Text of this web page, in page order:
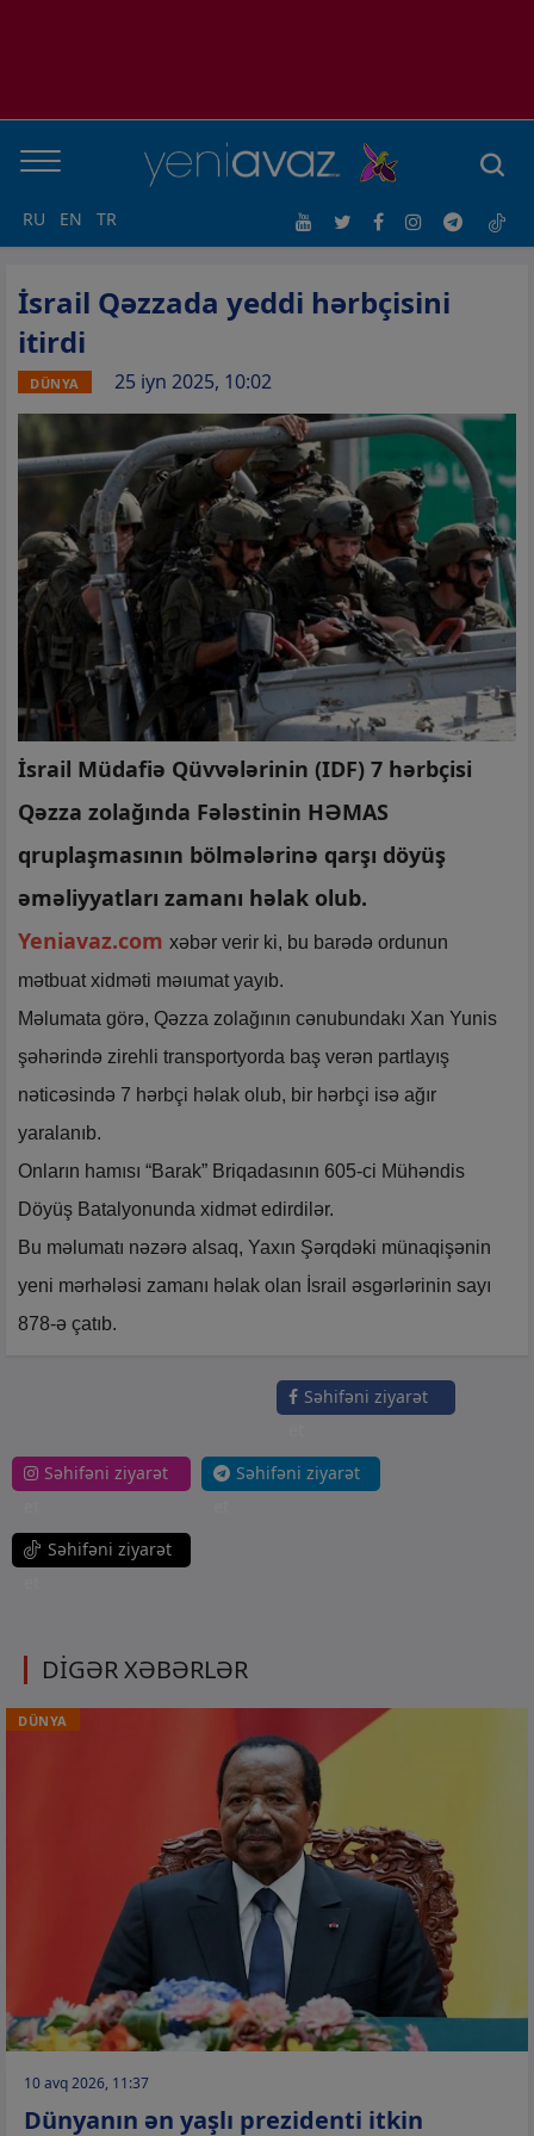
RU EN TR
İsrail Qəzzada yeddi hərbçisini
itirdi
DÜNYA 25 iyn 2025, 10:02
İsrail Müdafiə Qüvvələrinin (IDF) 7 hərbçisi
Qəzza zolağında Fələstinin HƏMAS
qruplaşmasının bölmələrinə qarşı döyüş
əməliyyatları zamanı həlak olub.
Yeniavaz.com xəbər verir ki, bu barədə ordunun
mətbuat xidməti məıumat yayıb.
Məlumata görə, Qəzza zolağının cənubundakı Xan Yunis
şəhərində zirehli transportyorda baş verən partlayış
nəticəsində 7 hərbçi həlak olub, bir hərbçi isə ağır
yaralanıb.
Onların hamısı “Barak” Briqadasının 605-ci Mühəndis
Döyüş Batalyonunda xidmət edirdilər.
Bu məlumatı nəzərə alsaq, Yaxın Şərqdəki münaqişənin
yeni mərhələsi zamanı həlak olan İsrail əsgərlərinin sayı
878-ə çatıb.
Səhifəni ziyarət
Səhifəni ziyarət
Səhifəni ziyarət
Səhifəni ziyarət
DİGƏR XƏBƏRLƏR
DÜNYA
10 avq 2026, 11:37
Dünyanın ən yaşlı prezidenti itkin